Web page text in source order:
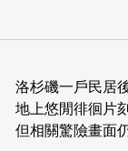
洛杉磯一戶民居
地上悠閒徘徊片
但相關驚險畫面